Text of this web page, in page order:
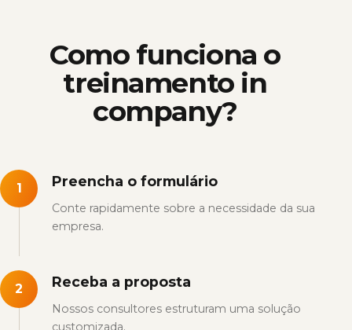
Como funciona o
treinamento in
company?
1 Preencha o formulário
Conte rapidamente sobre a necessidade da sua
empresa.
2 Receba a proposta
Nossos consultores estruturam uma solução
customizada.